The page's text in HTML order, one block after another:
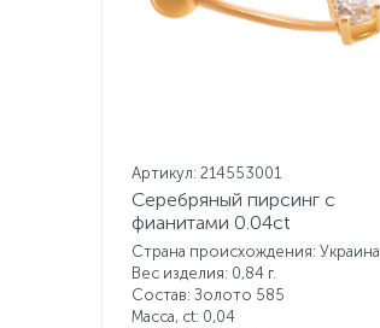
Артикул: 214553001
Серебряный пирсинг с
фианитами 0.04ct
Страна происхождения: Украина
Вес изделия: 0,84 г.
Состав: Золото 585
Масса, ct: 0,04